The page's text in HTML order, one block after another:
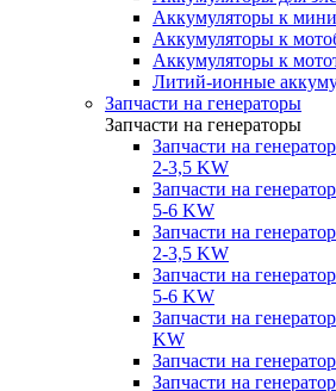
Аккумуляторы к
Аккумуляторы к
Аккумуляторы к
Литий-ионные
Запчасти на генераторы
Запчасти на генераторы
Запчасти на
2-3,5 KW
Запчасти на
5-6 KW
Запчасти на
2-3,5 KW
Запчасти на
5-6 KW
Запчасти на
KW
Запчасти на
Запчасти на